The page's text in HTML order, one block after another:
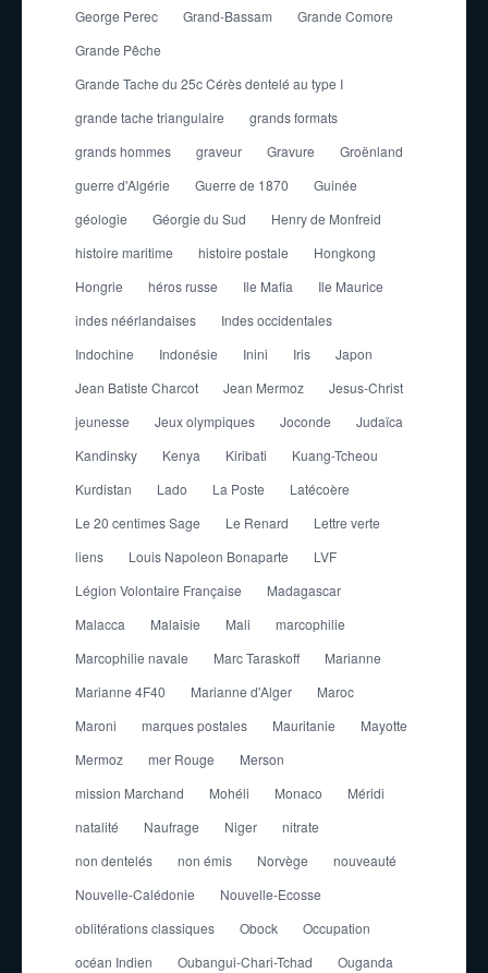
George Perec
Grand-Bassam
Grande Comore
Grande Pêche
Grande Tache du 25c Cérès dentelé au type I
grande tache triangulaire
grands formats
grands hommes
graveur Gravure
Groënland
guerre d'Algérie
Guerre de 1870
Guinée
géologie
Géorgie du Sud
Henry de Monfreid
histoire maritime
histoire postale
Hongkong
Hongrie
héros russe Ile Mafia
Ile Maurice
indes néérlandaises
Indes occidentales
Indochine
Indonésie Inini Iris
Japon
Jean Batiste Charcot
Jean Mermoz
Jesus-Christ
jeunesse
Jeux olympiques Joconde
Judaïca
Kandinsky
Kenya Kiribati
Kuang-Tcheou
Kurdistan
Lado La Poste
Latécoère
Le 20 centimes Sage
Le Renard
Lettre verte
liens
Louis Napoleon Bonaparte
LVF
Légion Volontaire Française
Madagascar
Malacca
Malaisie Mali
marcophilie
Marcophilie navale
Marc Taraskoff
Marianne
Marianne 4F40
Marianne d'Alger
Maroc
Maroni
marques postales Mauritanie
Mayotte
Mermoz
mer Rouge
Merson
mission Marchand
Mohéli Monaco
Méridi
natalité
Naufrage Niger
nitrate
non dentelés
non émis Norvège
nouveauté
Nouvelle-Calédonie
Nouvelle-Ecosse
oblitérations classiques
Obock
Occupation
océan Indien
Oubangui-Chari-Tchad Ouganda